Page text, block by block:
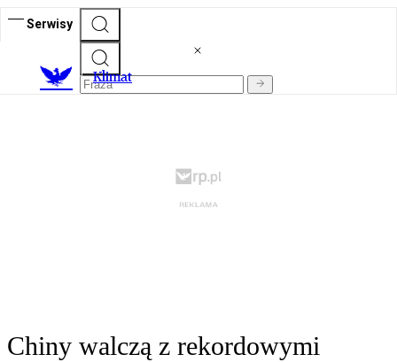
Serwisy
Klimat
Chiny walczą z rekordowymi